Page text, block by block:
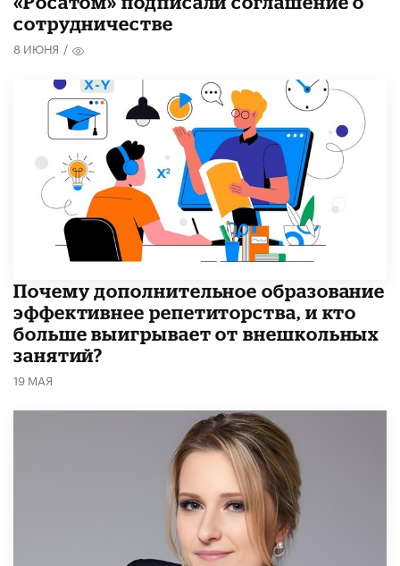
сотрудничестве
8 ИЮНЯ /
​Почему дополнительное образование
эффективнее репетиторства, и кто
больше выигрывает от внешкольных
занятий?
19 МАЯ